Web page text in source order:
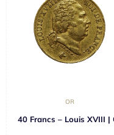
OR
40 Francs – Louis XVIII |